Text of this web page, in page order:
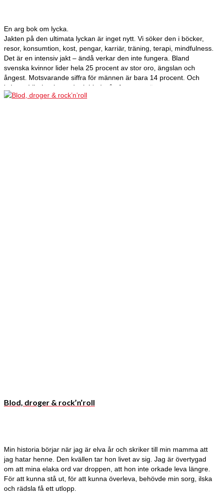
En arg bok om lycka.
Jakten på den ultimata lyckan är inget nytt. Vi söker den i böcker,
resor, konsumtion, kost, pengar, karriär, träning, terapi, mindfulness.
Det är en intensiv jakt – ändå verkar den inte fungera. Bland
svenska kvinnor lider hela 25 procent av stor oro, ängslan och
ångest. Motsvarande siffra för männen är bara 14 procent. Och
kvinnor blir deprimerade dubbelt så ofta som män.
Blod, droger & rock’n’roll
Min historia börjar när jag är elva år och skriker till min mamma att
jag hatar henne. Den kvällen tar hon livet av sig. Jag är övertygad
om att mina elaka ord var droppen, att hon inte orkade leva längre.
För att kunna stå ut, för att kunna överleva, behövde min sorg, ilska
och rädsla få ett utlopp.